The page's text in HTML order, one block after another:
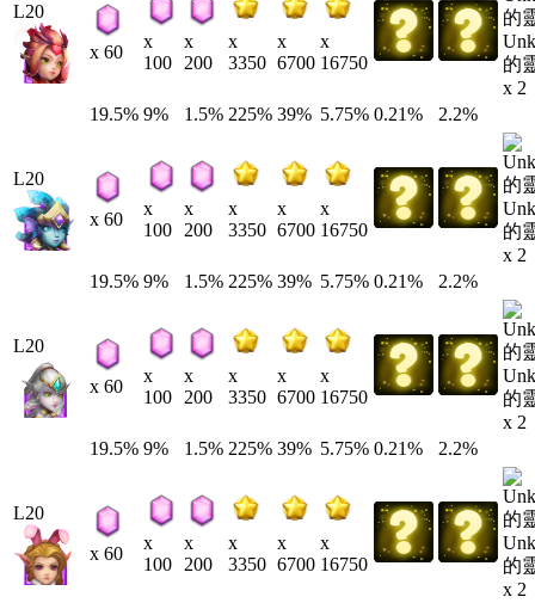
L20
x 60
x
100
x
200
x
3350
x
6700
x
16750
的
x 2
19.5% 9% 1.5% 225% 39% 5.75% 0.21% 2.2%
L20
x 60
x
100
x
200
x
3350
x
6700
x
16750
的
x 2
19.5% 9% 1.5% 225% 39% 5.75% 0.21% 2.2%
L20
x 60
x
100
x
200
x
3350
x
6700
x
16750
的
x 2
19.5% 9% 1.5% 225% 39% 5.75% 0.21% 2.2%
L20
x 60
x
100
x
200
x
3350
x
6700
x
16750
的
x 2